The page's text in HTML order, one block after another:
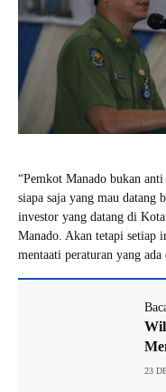
“Pemkot Manado bukan
siapa saja yang mau
investor yang datang di
Manado. Akan tetapi setiap
mentaati peraturan yang
23